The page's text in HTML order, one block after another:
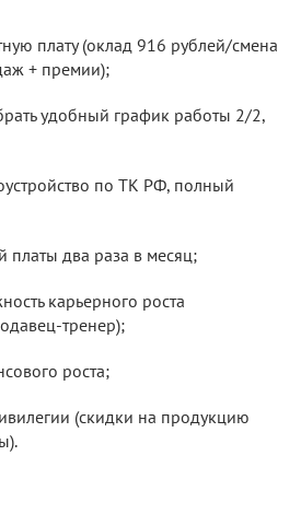
плату (оклад 916 рублей/смена
+ премии);
удобный график работы 2/2,
по ТК РФ, полный
платы два раза в месяц;
карьерного роста
тренер);
роста;
(скидки на продукцию